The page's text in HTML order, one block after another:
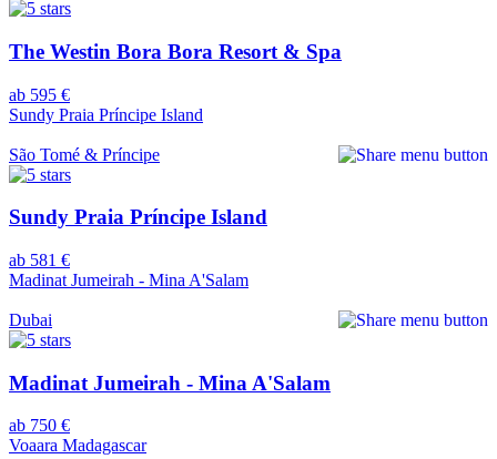
The Westin Bora Bora Resort & Spa
ab 595 €
Sundy Praia Príncipe Island
São Tomé & Príncipe
Sundy Praia Príncipe Island
ab 581 €
Madinat Jumeirah - Mina A'Salam
Dubai
Madinat Jumeirah - Mina A'Salam
ab 750 €
Voaara Madagascar